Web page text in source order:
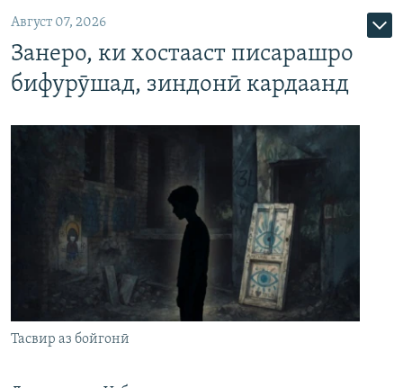
Август 07, 2026
Занеро, ки хостааст писарашро
бифурӯшад, зиндонӣ кардаанд
Тасвир аз бойгонӣ